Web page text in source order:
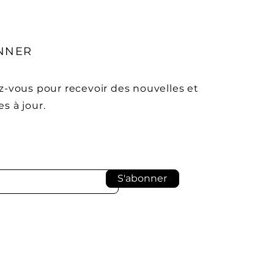
vous pour recevoir des nouvelles et
à jour.
S'abonner